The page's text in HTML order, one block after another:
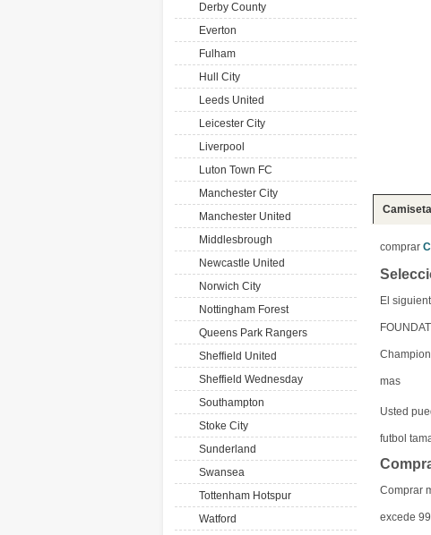
Derby County
Everton
Fulham
Hull City
Leeds United
Leicester City
Liverpool
Luton Town FC
Manchester City
Manchester United
Middlesbrough
Newcastle United
Norwich City
Nottingham Forest
Queens Park Rangers
Sheffield United
Sheffield Wednesday
Southampton
Stoke City
Sunderland
Swansea
Tottenham Hotspur
Watford
comprar
El
mas
Usted
futbol
Comprar
excede